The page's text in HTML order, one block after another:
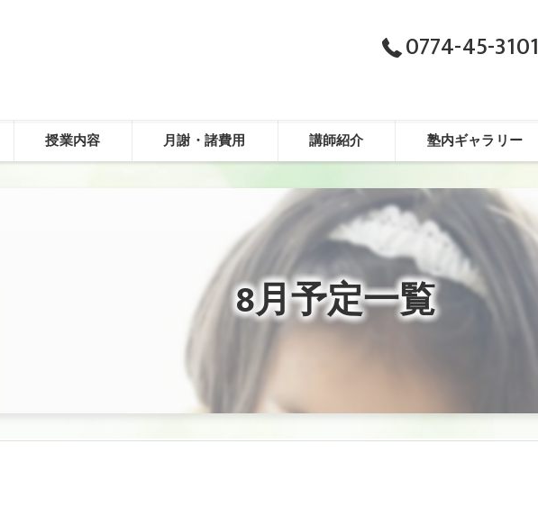
0774-45-3101
授業内容 月謝・諸費用 講師紹介 塾内ギャラリー
8月予定一覧